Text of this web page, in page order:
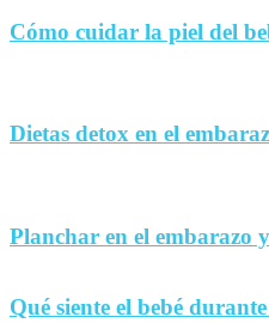
Cómo cuidar la piel del
Dietas detox en el
Planchar en el embarazo
Qué siente el bebé